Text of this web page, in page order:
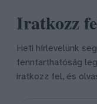
Iratkozz
Heti hírlevelünk
fenntarthatóság
iratkozz fel, és